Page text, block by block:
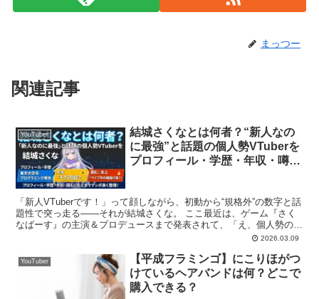
まっつー
関連記事
YouTuber
結城さくなとは何者？“新人なの
に最強”と話題の個人勢VTuberを
プロフィール・学歴・年収・噂/
「新人VTuberです！」って顔しながら、初動から“規格外”の数字と話
題性で突っ走る——それが結城さくな。 ここ最近は、ゲーム『さく
なばーす』の主演＆プロデュースまで発表されて、「え、個人勢のス
2026.03.09
YouTuber
【平成フラミンゴ】にこりほがつ
けているヘアバンドは何？どこで
購入できる？